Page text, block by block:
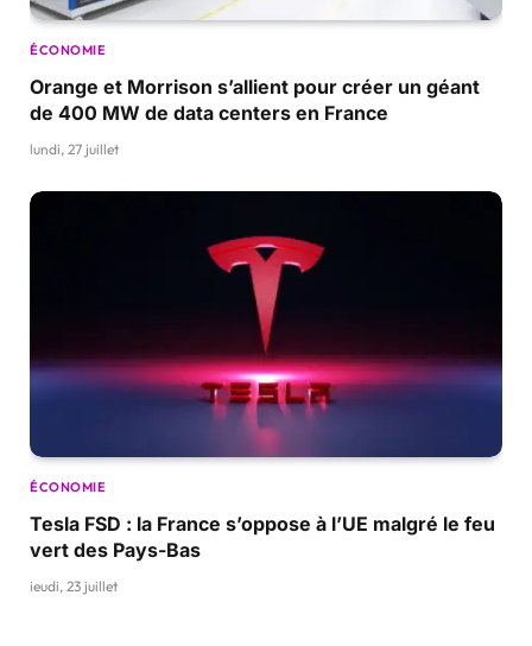
ÉCONOMIE
Orange et Morrison s’allient pour créer un géant
de 400 MW de data centers en France
lundi, 27 juillet
ÉCONOMIE
Tesla FSD : la France s’oppose à l’UE malgré le feu
vert des Pays-Bas
jeudi, 23 juillet